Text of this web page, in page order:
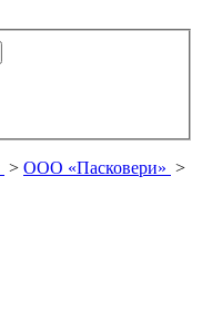
> ООО «Пасковери» >